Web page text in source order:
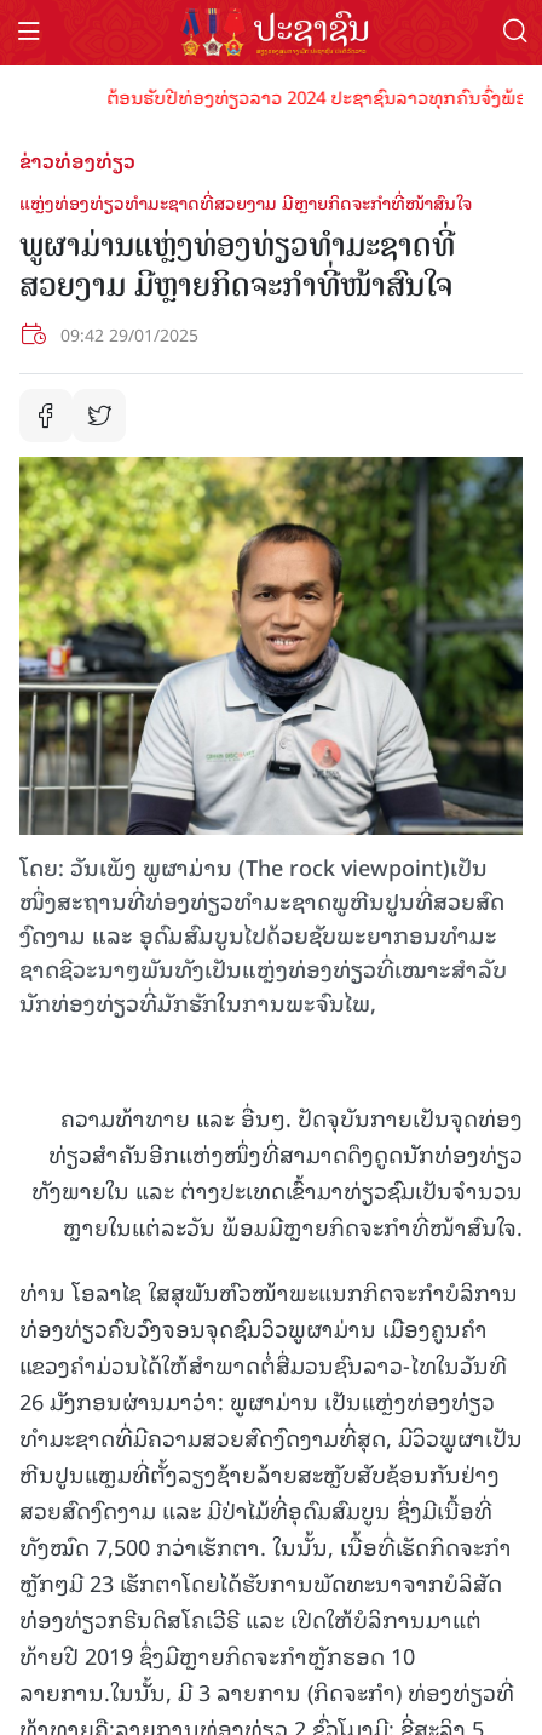
ຕ້ອນຮັບປີທ່ອງທ່ຽວລາວ 2024 ປະຊາຊົນລາວທຸກຄົນຈົ່ງພ້ອມ
ຂ່າວທ່ອງທ່ຽວ
ແຫຼ່ງທ່ອງທ່ຽວທໍາມະຊາດທີ່ສວຍງາມ ມີຫຼາຍກິດຈະກໍາທີ່ໜ້າສົນໃຈ
ພູຜາມ່ານແຫຼ່ງທ່ອງທ່ຽວທໍາມະຊາດທີ່
ສວຍງາມ ມີຫຼາຍກິດຈະກໍາທີ່ໜ້າສົນໃຈ
09:42 29/01/2025
ໂດຍ: ວັນເພັງ ພູຜາມ່ານ (The rock viewpoint)ເປັນ
ໜຶ່ງສະຖານທີ່ທ່ອງທ່ຽວທໍາມະຊາດພູຫີນປູນທີ່ສວຍສົດ
ງົດງາມ ແລະ ອຸດົມສົມບູນໄປດ້ວຍຊັບພະຍາກອນທໍາມະ
ຊາດຊີວະນາໆພັນທັງເປັນແຫຼ່ງທ່ອງທ່ຽວທີ່ເໝາະສໍາລັບ
ນັກທ່ອງທ່ຽວທີ່ມັກຮັກໃນການພະຈົນໄພ,
ຄວາມທ້າທາຍ ແລະ ອື່ນໆ. ປັດຈຸບັນກາຍເປັນຈຸດທ່ອງ
ທ່ຽວສໍາຄັນອີກແຫ່ງໜຶ່ງທີ່ສາມາດດຶງດູດນັກທ່ອງທ່ຽວ
ທັງພາຍໃນ ແລະ ຕ່າງປະເທດເຂົ້າມາທ່ຽວຊົມເປັນຈໍານວນ
ຫຼາຍໃນແຕ່ລະວັນ ພ້ອມມີຫຼາຍກິດຈະກໍາທີ່ໜ້າສົນໃຈ.
ທ່ານ ໂອລາໄຊ ໃສສຸພັນຫົວໜ້າພະແນກກິດຈະກຳບໍລິການ
ທ່ອງທ່ຽວຄົບວົງຈອນຈຸດຊົມວິວພູຜາມ່ານ ເມືອງຄູນຄໍາ
ແຂວງຄໍາມ່ວນໄດ້ໃຫ້ສໍາພາດຕໍ່ສື່ມວນຊົນລາວ-ໄທໃນວັນທີ
26 ມັງກອນຜ່ານມາວ່າ: ພູຜາມ່ານ ເປັນແຫຼ່ງທ່ອງທ່ຽວ
ທໍາມະຊາດທີ່ມີຄວາມສວຍສົດງົດງາມທີ່ສຸດ, ມີວິວພູຜາເປັນ
ຫີນປູນແຫຼມທີ່ຕັ້ງລຽງຊ້າຍລ້າຍສະຫຼັບສັບຊ້ອນກັນຢ່າງ
ສວຍສົດງົດງາມ ແລະ ມີປ່າໄມ້ທີ່ອຸດົມສົມບູນ ຊຶ່ງມີເນື້ອທີ່
ທັງໝົດ 7,500 ກວ່າເຮັກຕາ. ໃນນັ້ນ, ເນື້ອທີ່ເຮັດກິດຈະກໍາ
ຫຼັກໆມີ 23 ເຮັກຕາໂດຍໄດ້ຮັບການພັດທະນາຈາກບໍລິສັດ
ທ່ອງທ່ຽວກຣີນດິສໂຄເວີຣີ ແລະ ເປີດໃຫ້ບໍລິການມາແຕ່
ທ້າຍປີ 2019 ຊຶ່ງມີຫຼາຍກິດຈະກຳຫຼັກຮອດ 10
ລາຍການ.ໃນນັ້ນ, ມີ 3 ລາຍການ (ກິດຈະກໍາ) ທ່ອງທ່ຽວທີ່
ທ້າທາຍຄື:ລາຍການທ່ອງທ່ຽວ 2 ຊົ່ວໂມງມີ: ຂີ່ສະລິງ 5